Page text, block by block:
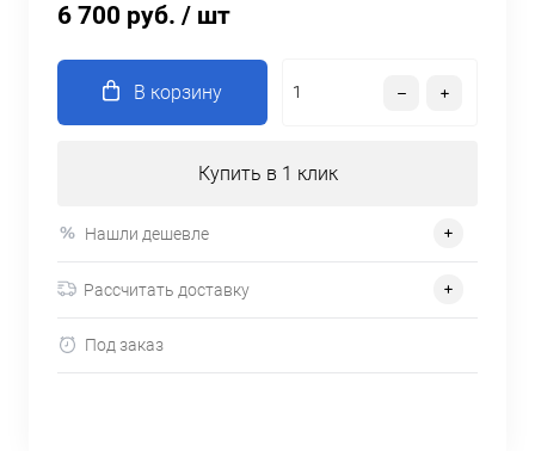
6 700 руб. / шт
В корзину
Купить в 1 клик
Нашли дешевле
Рассчитать доставку
Под заказ